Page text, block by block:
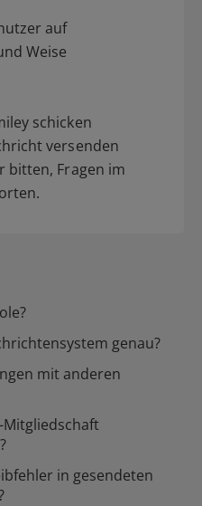
auf
Weise
schicken
versenden
bitten, Fragen im
genau?
mit anderen
in gesendeten